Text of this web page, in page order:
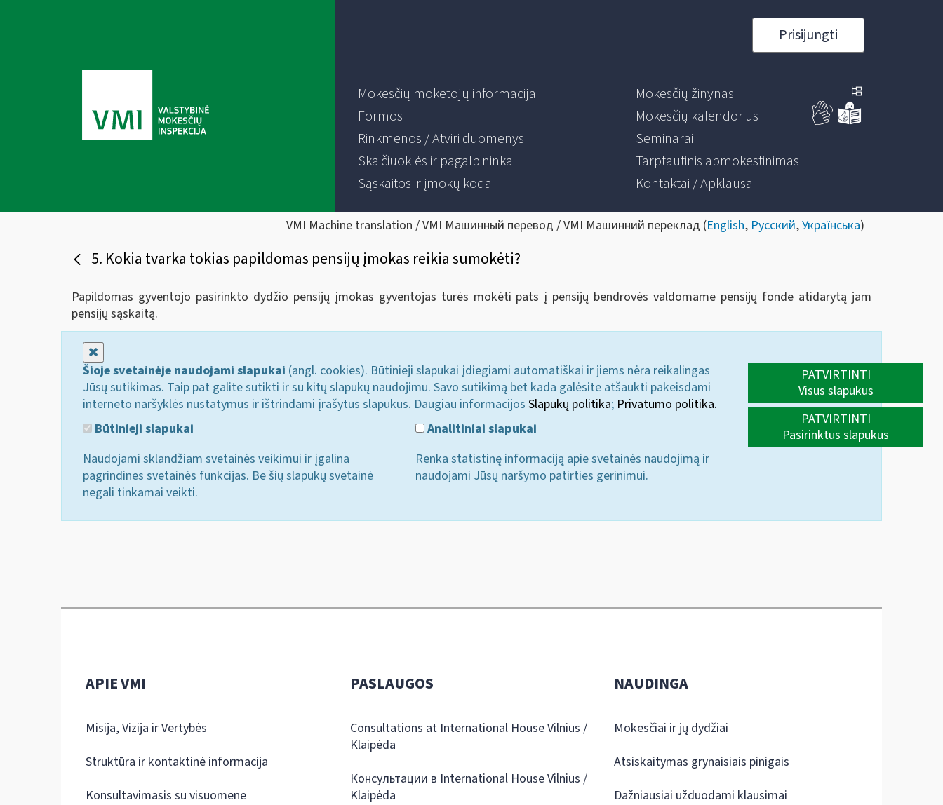
Prisijungti
Mokesčių mokėtojų informacija
Formos
Rinkmenos / Atviri duomenys
Skaičiuoklės ir pagalbininkai
Sąskaitos ir įmokų kodai
Mokesčių žinynas
Mokesčių kalendorius
Seminarai
Tarptautinis apmokestinimas
Kontaktai / Apklausa
VMI Machine translation / VMI Машинный перевод / VMI Машинний переклад (English, Русский,Українська)
5. Kokia tvarka tokias papildomas pensijų įmokas reikia sumokėti?
Papildomas gyventojo pasirinkto dydžio pensijų įmokas gyventojas turės mokėti pats į pensijų bendrovės valdomame pensijų fonde atidarytą jam
pensijų sąskaitą.
Šioje svetainėje naudojami slapukai (angl. cookies). Būtinieji slapukai įdiegiami automatiškai ir jiems nėra reikalingas
Jūsų sutikimas. Taip pat galite sutikti ir su kitų slapukų naudojimu. Savo sutikimą bet kada galėsite atšaukti pakeisdami
interneto naršyklės nustatymus ir ištrindami įrašytus slapukus. Daugiau informacijos Slapukų politika; Privatumo politika.
Būtinieji slapukai
Naudojami sklandžiam svetainės veikimui ir įgalina
pagrindines svetainės funkcijas. Be šių slapukų svetainė
negali tinkamai veikti.
Analitiniai slapukai
Renka statistinę informaciją apie svetainės naudojimą ir
naudojami Jūsų naršymo patirties gerinimui.
PATVIRTINTI
Visus slapukus
PATVIRTINTI
Pasirinktus slapukus
APIE VMI
Misija, Vizija ir Vertybės
Struktūra ir kontaktinė informacija
Konsultavimasis su visuomene
PASLAUGOS
Consultations at International House Vilnius /
Klaipėda
Консультации в International House Vilnius /
Klaipėda
NAUDINGA
Mokesčiai ir jų dydžiai
Atsiskaitymas grynaisiais pinigais
Dažniausiai užduodami klausimai